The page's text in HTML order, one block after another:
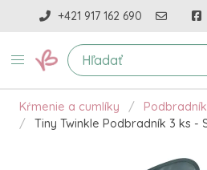
+421 917 162 690
Kŕmenie a cumlíky
Tiny Twinkle Podbradník 3 ks -